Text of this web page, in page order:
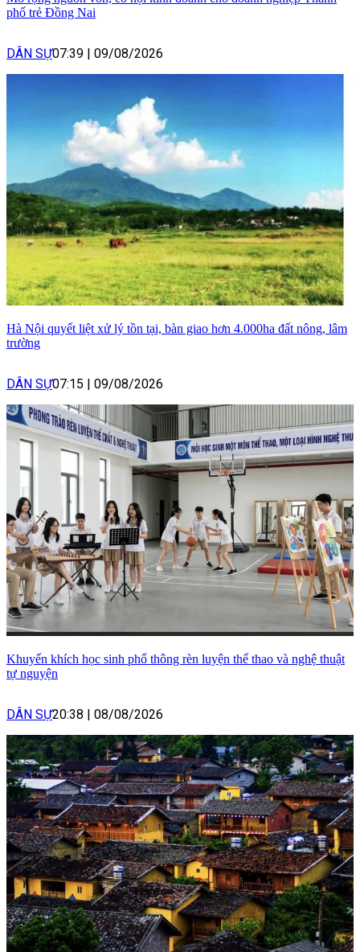
phố trẻ Đồng Nai
DÂN SỰ07:39 | 09/08/2026
Hà Nội quyết liệt xử lý tồn tại, bàn giao hơn 4.000ha đất nông, lâm
trường
DÂN SỰ07:15 | 09/08/2026
Khuyến khích học sinh phổ thông rèn luyện thể thao và nghệ thuật
tự nguyện
DÂN SỰ20:38 | 08/08/2026